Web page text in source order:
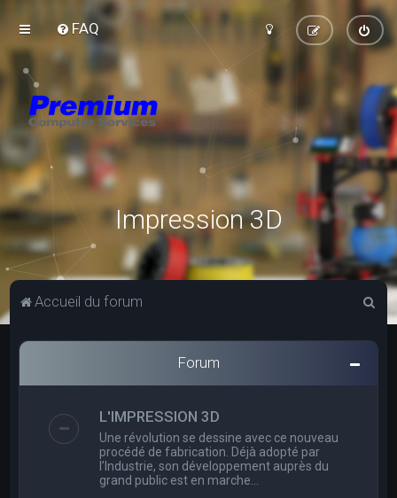
FAQ
Impression 3D
Accueil du forum
c
Forum
L'IMPRESSION 3D
Une révolution se dessine avec ce nouveau
procédé de fabrication. Déjà adopté par
l’Industrie, son développement auprès du
grand public est en marche…